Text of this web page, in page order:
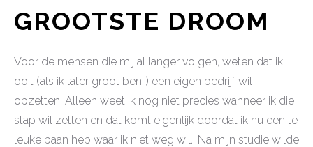
GROOTSTE DROOM
Voor de mensen die mij al langer volgen, weten dat ik
ooit (als ik later groot ben..) een eigen bedrijf wil
opzetten. Alleen weet ik nog niet precies wanneer ik die
stap wil zetten en dat komt eigenlijk doordat ik nu een te
leuke baan heb waar ik niet weg wil.. Na mijn studie wilde